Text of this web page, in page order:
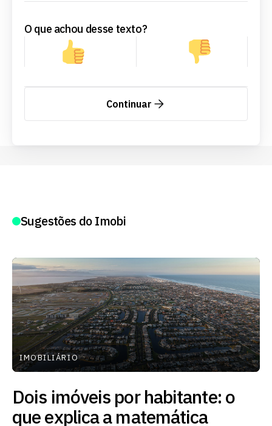
O que achou desse texto?
Continuar
Sugestões do Imobi
IMOBILIÁRIO
Dois imóveis por habitante: o
que explica a matemática